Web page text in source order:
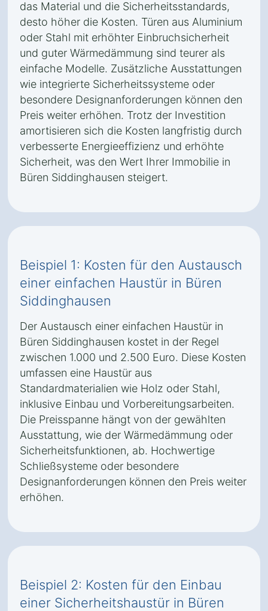
das Material und die Sicherheitsstandards,
desto höher die Kosten. Türen aus Aluminium
oder Stahl mit erhöhter Einbruchsicherheit
und guter Wärmedämmung sind teurer als
einfache Modelle. Zusätzliche Ausstattungen
wie integrierte Sicherheitssysteme oder
besondere Designanforderungen können den
Preis weiter erhöhen. Trotz der Investition
amortisieren sich die Kosten langfristig durch
verbesserte Energieeffizienz und erhöhte
Sicherheit, was den Wert Ihrer Immobilie in
Büren Siddinghausen steigert.
Beispiel 1: Kosten für den Austausch
einer einfachen Haustür in Büren
Siddinghausen
Der Austausch einer einfachen Haustür in
Büren Siddinghausen kostet in der Regel
zwischen 1.000 und 2.500 Euro. Diese Kosten
umfassen eine Haustür aus
Standardmaterialien wie Holz oder Stahl,
inklusive Einbau und Vorbereitungsarbeiten.
Die Preisspanne hängt von der gewählten
Ausstattung, wie der Wärmedämmung oder
Sicherheitsfunktionen, ab. Hochwertige
Schließsysteme oder besondere
Designanforderungen können den Preis weiter
erhöhen.
Beispiel 2: Kosten für den Einbau
einer Sicherheitshaustür in Büren